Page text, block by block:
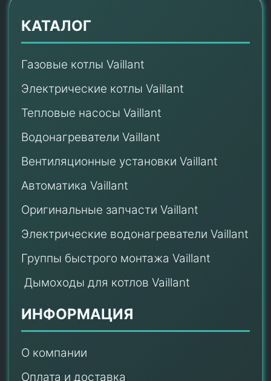
КАТАЛОГ
Газовые котлы Vaillant
Электрические котлы Vaillant
Тепловые насосы Vaillant
Водонагреватели Vaillant
Вентиляционные установки Vaillant
Автоматика Vaillant
Оригинальные запчасти Vaillant
Электрические водонагреватели Vaillant
Группы быстрого монтажа Vaillant
Дымоходы для котлов Vaillant
ИНФОРМАЦИЯ
О компании
Оплата и доставка